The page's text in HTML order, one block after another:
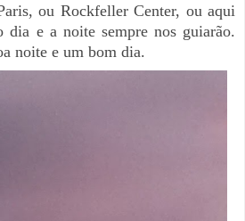
ou Rockfeller Center, ou aqui
dia e a noite sempre nos guiarão.
noite e um bom dia.